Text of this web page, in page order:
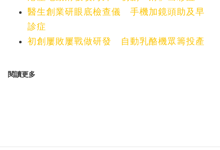
醫生創業研眼底檢查儀 手機加鏡頭助及早
診症
初創屢敗屢戰做研發 自動乳酪機眾籌投產
閱讀更多